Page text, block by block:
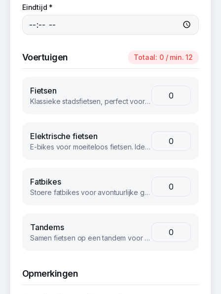
Eindtijd *
Voertuigen Totaal: 0/ min. 12
Fietsen
Klassieke stadsfietsen, perfect voor groepsuitjes en bedrijfsevents. Betrouwbaar en comfortabel voor iedereen.
Elektrische fietsen
E-bikes voor moeiteloos fietsen. Ideaal voor langere afstanden of heuvelachtig terrein.
Fatbikes
Stoere fatbikes voor avontuurlijke groepen. Geschikt voor strand, bos en terrein.
Tandems
Samen fietsen op een tandem voor een unieke teambuilding ervaring.
Opmerkingen